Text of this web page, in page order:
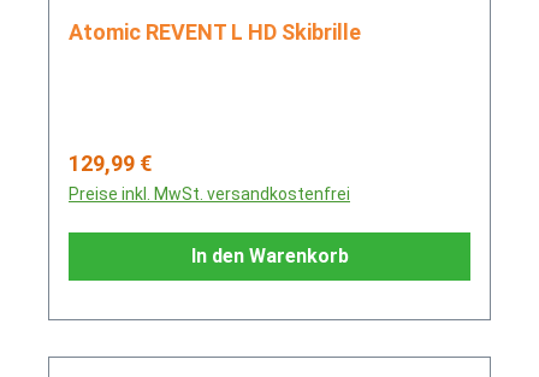
Atomic REVENT L HD Skibrille
Regulärer Preis:
129,99 €
Preise inkl. MwSt. versandkostenfrei
In den Warenkorb